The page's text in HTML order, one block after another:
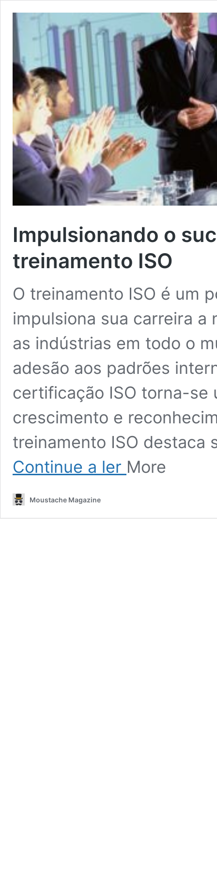
Impulsionando o
treinamento ISO
O treinamento ISO é um
impulsiona sua carreira a
as indústrias em todo o
adesão aos padrões
certificação ISO torna-se
crescimento e
treinamento ISO destaca
Continue a ler
Impulsionando
treinamento
More
Moustache Magazine